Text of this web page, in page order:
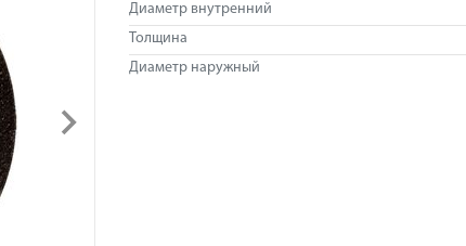
Диаметр внутренний
Толщина
Диаметр наружный